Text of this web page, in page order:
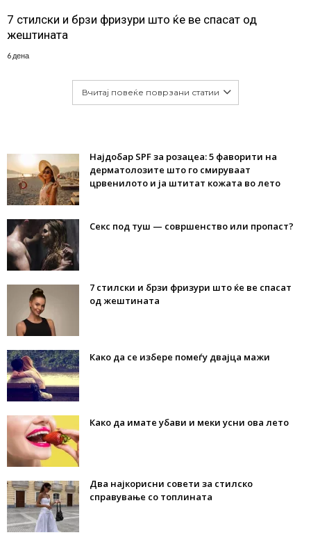
7 стилски и брзи фризури што ќе ве спасат од
жештината
6 дена
Вчитај повеќе поврзани статии
Најдобар SPF за розацеа: 5 фаворити на
дерматолозите што го смируваат
црвенилото и ја штитат кожата во лето
Секс под туш — совршенство или пропаст?
7 стилски и брзи фризури што ќе ве спасат
од жештината
Како да се избере помеѓу двајца мажи
Како да имате убави и меки усни ова лето
Два најкорисни совети за стилско
справување со топлината